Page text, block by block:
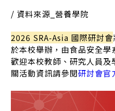
/ 資料來源_營養學院
2026 SRA-Asia 國際研討會
於本校舉辦，由食品安全學
歡迎本校教師、研究人員
關活動資訊請參閱研討會官